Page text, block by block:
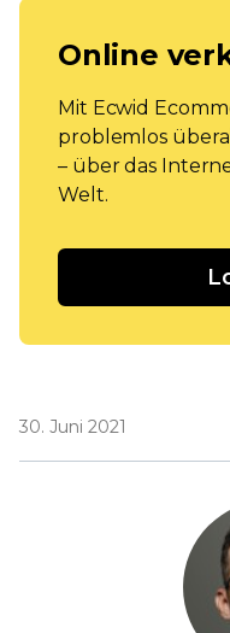
Online
Mit Ecwid
problemlos
– über das
Welt.
30. Juni 2021